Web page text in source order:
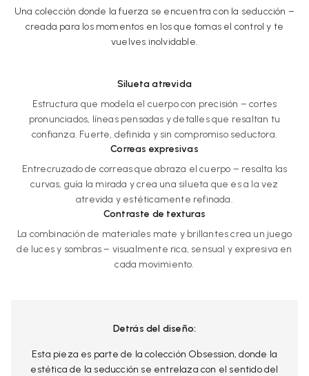
Una colección donde la fuerza se encuentra con la seducción –
creada para los momentos en los que tomas el control y te
vuelves inolvidable.
Silueta atrevida
Estructura que modela el cuerpo con precisión – cortes
pronunciados, líneas pensadas y detalles que resaltan tu
confianza. Fuerte, definida y sin compromiso seductora.
Correas expresivas
Entrecruzado de correas que abraza el cuerpo – resalta las
curvas, guía la mirada y crea una silueta que es a la vez
atrevida y estéticamente refinada.
Contraste de texturas
La combinación de materiales mate y brillantes crea un juego
de luces y sombras – visualmente rica, sensual y expresiva en
cada movimiento.
Detrás del diseño:
Esta pieza es parte de la colección Obsession, donde la
estética de la seducción se entrelaza con el sentido del